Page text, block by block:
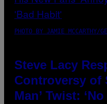
PHOTO BY JAMIE MCCARTHY/
Steve Lacy
Controversy of
Man’ Twist: